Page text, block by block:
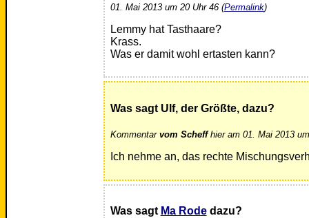
01. Mai 2013 um 20 Uhr 46 (Permalink)
Lemmy hat Tasthaare?
Krass.
Was er damit wohl ertasten kann?
Was sagt Ulf, der Größte, dazu?
Kommentar vom Scheffhier am 01. Mai 2013
Ich nehme an, das rechte
Was sagt Ma Rodedazu?